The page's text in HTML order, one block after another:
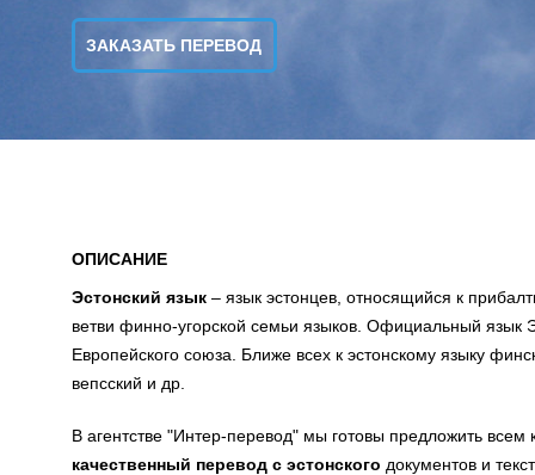
ЗАКАЗАТЬ ПЕРЕВОД
ОПИСАНИЕ
Эстонский язык – язык эстонцев, относящийся к
ветви финно-угорской семьи языков. Официальный язык
Европейского союза. Ближе всех к эстонскому языку
вепсский и др.
В агентстве "Интер-перевод" мы готовы предложить всем
качественный перевод с эстонского документов и